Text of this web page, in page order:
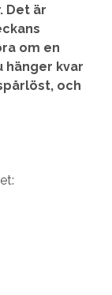
Det är
om en
hänger kvar
och